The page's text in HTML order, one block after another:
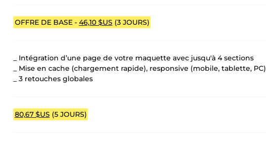
OFFRE DE BASE - 46,10 $US (3 JOURS)
_ Intégration d’une page de votre maquette avec jusqu'à 4 sections
_ Mise en cache (chargement rapide), responsive (mobile, tablette, PC)
_ 3 retouches globales
80,67 $US (5 JOURS)